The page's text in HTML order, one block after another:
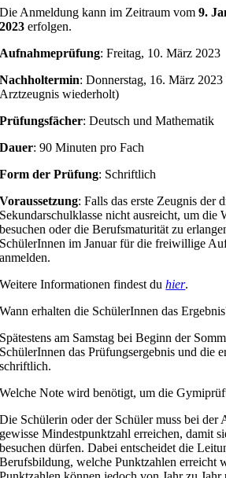
Die Anmeldung kann im Zeitraum vom9.
2023 erfolgen.
Aufnahmeprüfung: Freitag, 10. März 2023
Nachholtermin: Donnerstag, 16. März
Arztzeugnis wiederholt)
Prüfungsfächer: Deutsch und Mathematik
Dauer: 90 Minuten pro Fach
Form der Prüfung: Schriftlich
Voraussetzung: Falls das erste Zeugnis der
Sekundarschulklasse nicht ausreicht, um die
besuchen oder die Berufsmaturität zu
SchülerInnen im Januar für die freiwillige
anmelden.
Weitere Informationen findest duhier.
Wann erhalten die SchülerInnen das
Spätestens am Samstag bei Beginn der
SchülerInnen das Prüfungsergebnis und die
schriftlich.
Welche Note wird benötigt, um die
Die Schülerin oder der Schüler muss bei der
gewisse Mindestpunktzahl erreichen, damit
besuchen dürfen. Dabei entscheidet die
Berufsbildung, welche Punktzahlen erreicht